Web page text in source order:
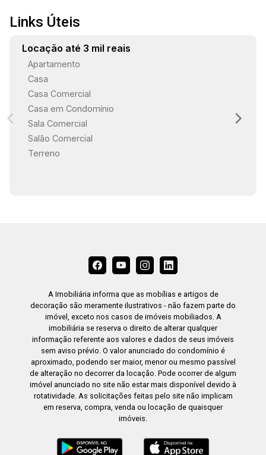
Links Úteis
Locação até 3 mil reais
Apartamento
Casa
Casa Comercial
Casa em Condomínio
Sala Comercial
Salão Comercial
Terreno
A Imobiliária informa que as mobílias e artigos de
decoração são meramente ilustrativos - não fazem parte do
imóvel, exceto nos casos de imóveis mobiliados. A
imobiliária se reserva o direito de alterar qualquer
informação referente aos valores e dados de seus imóveis
sem aviso prévio. O valor anunciado do condomínio é
aproximado, podendo ser maior, menor ou mesmo passível
de alteração no decorrer da locação. Pode ocorrer de algum
imóvel anunciado no site não estar mais disponível devido à
rotatividade. As solicitações feitas pelo site não implicam
em reserva, compra, venda ou locação de quaisquer
imóveis.